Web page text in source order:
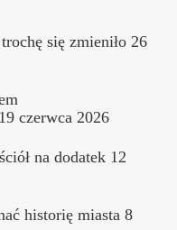
się zmieniło 26
19 czerwca 2026
na dodatek 12
historię miasta 8